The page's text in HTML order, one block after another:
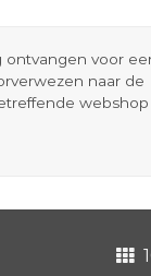
ontvangen voor
naar de
webshop